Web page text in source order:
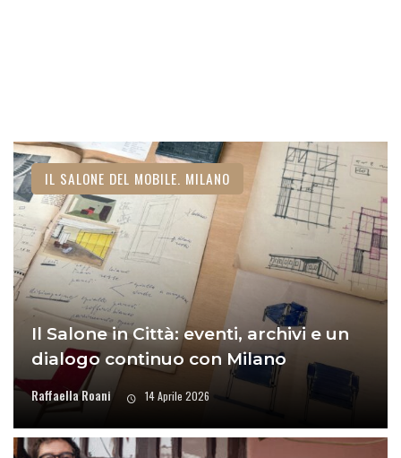
Il Salone in Città: eventi, archivi e un
dialogo continuo con Milano
Raffaella Roani 14 Aprile 2026
IL SALONE DEL MOBILE. MILANO